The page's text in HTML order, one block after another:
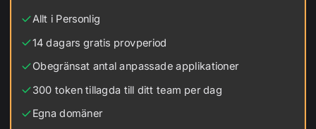
Allt i Personlig
14 dagars gratis provperiod
Obegränsat antal anpassade applikationer
300 token tillagda till ditt team per dag
Egna domäner